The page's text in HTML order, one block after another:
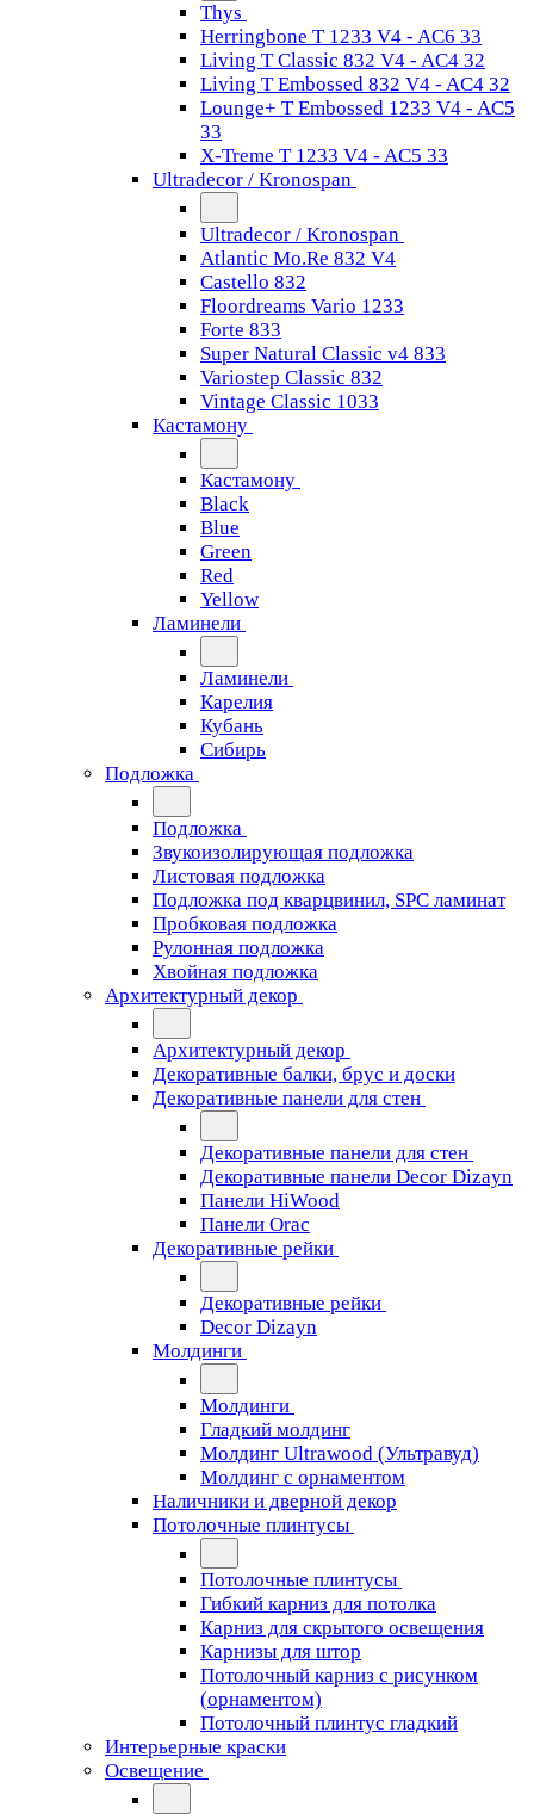
Thys
Herringbone T 1233 V4 - AC6 33
Living T Classic 832 V4 - AC4 32
Living T Embossed 832 V4 - AC4 32
Lounge+ T Embossed 1233 V4 - AC5
33
X-Treme T 1233 V4 - AC5 33
Ultradecor / Kronospan
Ultradecor / Kronospan
Atlantic Mo.Re 832 V4
Castello 832
Floordreams Vario 1233
Forte 833
Super Natural Classic v4 833
Variostep Classic 832
Vintage Classic 1033
Кастамону
Кастамону
Black
Blue
Green
Red
Yellow
Ламинели
Ламинели
Карелия
Кубань
Сибирь
Подложка
Подложка
Звукоизолирующая подложка
Листовая подложка
Подложка под кварцвинил, SPC ламинат
Пробковая подложка
Рулонная подложка
Хвойная подложка
Архитектурный декор
Архитектурный декор
Декоративные балки, брус и доски
Декоративные панели для стен
Декоративные панели для стен
Декоративные панели Decor Dizayn
Панели HiWood
Панели Orac
Декоративные рейки
Декоративные рейки
Decor Dizayn
Молдинги
Молдинги
Гладкий молдинг
Молдинг Ultrawood (Ультравуд)
Молдинг с орнаментом
Наличники и дверной декор
Потолочные плинтусы
Потолочные плинтусы
Гибкий карниз для потолка
Карниз для скрытого освещения
Карнизы для штор
Потолочный карниз с рисунком
(орнаментом)
Потолочный плинтус гладкий
Интерьерные краски
Освещение